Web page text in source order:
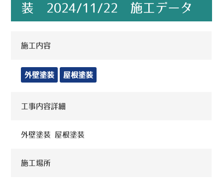
装 2024/11/22 施工データ
施工内容
外壁塗装 屋根塗装
工事内容詳細
外壁塗装 屋根塗装
施工場所